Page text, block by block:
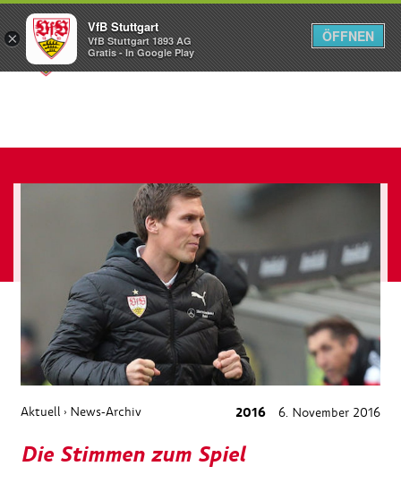
Menü
Aktuell › News-Archiv 2016 6. November 2016
Die Stimmen zum Spiel
×
VfB Stuttgart
VfB Stuttgart 1893 AG
Gratis - In Google Play
ÖFFNEN